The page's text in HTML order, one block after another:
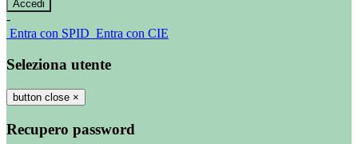
-
Entra con SPID Entra con CIE
Seleziona utente
button close ×
Recupero password